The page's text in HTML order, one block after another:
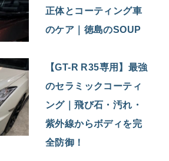
正体とコーティング車
のケア｜徳島のSOUP
【GT-R R35専用】最強
のセラミックコーティ
ング｜飛び石・汚れ・
紫外線からボディを完
全防御！